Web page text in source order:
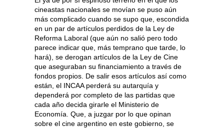
cineastas nacionales se movían se puso aún
más complicado cuando se supo que, escondida
en un par de artículos perdidos de la Ley de
Reforma Laboral (que aún no salió pero todo
parece indicar que, más temprano que tarde, lo
hará), se derogan artículos de la Ley de Cine
que aseguraban su financiamiento a través de
fondos propios. De salir esos artículos así como
están, el INCAA perderá su autarquía y
dependerá por completo de las partidas que
cada año decida girarle el Ministerio de
Economía. Que, a juzgar por lo que opinan
sobre el cine argentino en este gobierno, se